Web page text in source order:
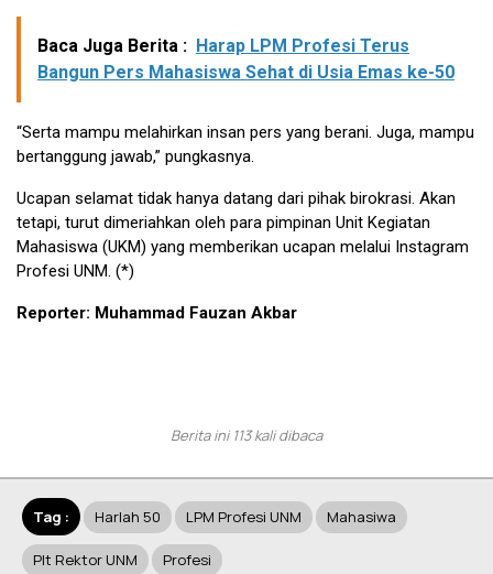
Baca Juga Berita : Harap LPM Profesi Terus
Bangun Pers Mahasiswa Sehat di Usia Emas ke-50
“Serta mampu melahirkan insan pers yang berani. Juga, mampu
bertanggung jawab,” pungkasnya.
Ucapan selamat tidak hanya datang dari pihak birokrasi. Akan
tetapi, turut dimeriahkan oleh para pimpinan Unit Kegiatan
Mahasiswa (UKM) yang memberikan ucapan melalui Instagram
Profesi UNM. (*)
Reporter: Muhammad Fauzan Akbar
Berita ini 113 kali dibaca
Tag : Harlah 50 LPM Profesi UNM Mahasiwa
Plt Rektor UNM Profesi